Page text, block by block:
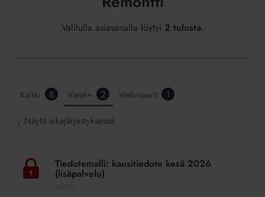
Valitulla asiasanalla löytyi 2 tulosta.
Kaikki 8 Viesti+ 2 Webinaarit 1
↓ Näytä aikajärjestyksessä
kausitiedote
kesä
Tiedotemalli: kausitiedote kesä 2026
(lisäpalvelu)